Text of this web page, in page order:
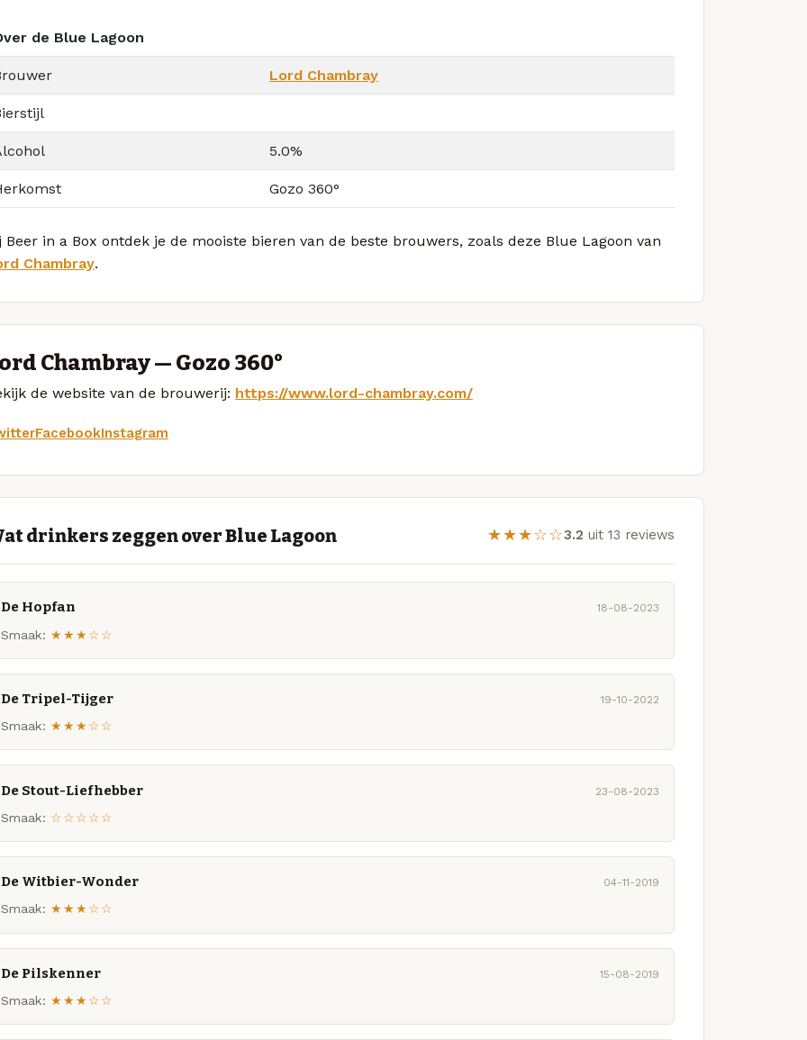
de Blue Lagoon
Lord Chambray
5.0%
Gozo 360°
Beer in a Box ontdek je de mooiste bieren van de beste brouwers, zoals deze Blue Lagoon van
Chambray.
Chambray — Gozo 360°
de website van de brouwerij: https://www.lord-chambray.com/
FacebookInstagram
drinkers zeggen over Blue Lagoon ★★★☆☆3.2 uit 13 reviews
De Hopfan 18-08-2023
Smaak: ★★★☆☆
De Tripel-Tijger 19-10-2022
Smaak: ★★★☆☆
De Stout-Liefhebber 23-08-2023
Smaak: ☆☆☆☆☆
De Witbier-Wonder 04-11-2019
Smaak: ★★★☆☆
De Pilskenner 15-08-2019
Smaak: ★★★☆☆